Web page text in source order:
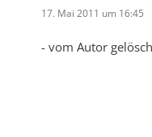
17. Mai 2011 um 16:45
- vom Autor